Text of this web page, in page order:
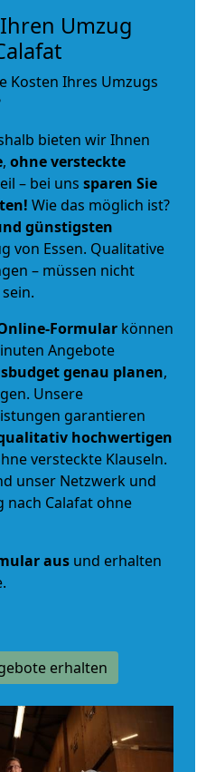
Umzug
Kosten Ihres Umzugs
bieten wir Ihnen
, ohne versteckte
– bei uns sparen Sie
Wie das möglich ist?
günstigsten
von Essen. Qualitative
– müssen nicht
Formular können
Angebote
genau planen,
Unsere
garantieren
hochwertigen
versteckte Klauseln.
unser Netzwerk und
nach Calafat ohne
aus und erhalten
erhalten